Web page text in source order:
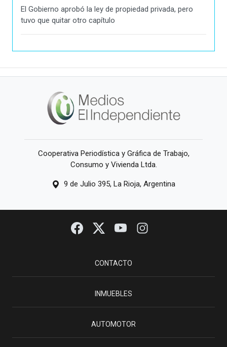
El Gobierno aprobó la ley de propiedad privada, pero
tuvo que quitar otro capítulo
Cooperativa Periodística y Gráfica de Trabajo,
Consumo y Vivienda Ltda.
9 de Julio 395, La Rioja, Argentina
CONTACTO
INMUEBLES
AUTOMOTOR